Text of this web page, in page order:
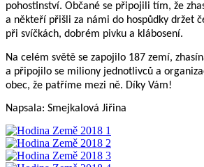
pohostinství. Občané se připojili tím, že
a někteří přišli za námi do hospůdky držet
při svíčkách, dobrém pivku a klábosení.
Na celém světě se zapojilo 187 zemí,
a připojilo se miliony jednotlivců a
obec, že patříme mezi ně. Díky Vám!
Napsala: Smejkalová Jiřina